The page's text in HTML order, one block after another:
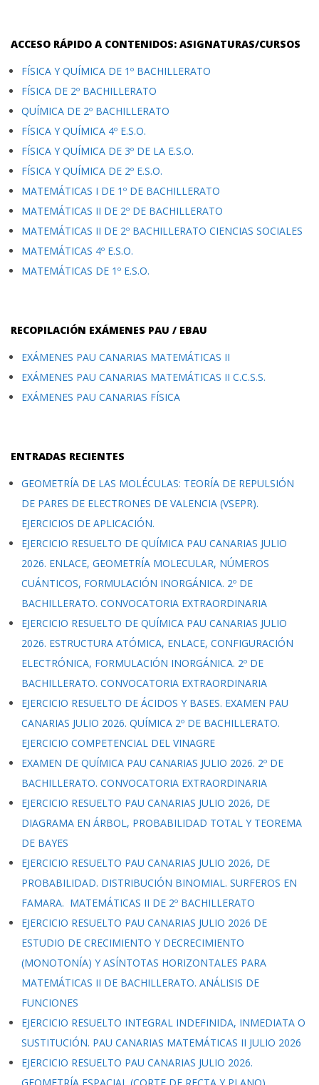
ACCESO RÁPIDO A CONTENIDOS: ASIGNATURAS/CURSOS
FÍSICA Y QUÍMICA DE 1º BACHILLERATO
FÍSICA DE 2º BACHILLERATO
QUÍMICA DE 2º BACHILLERATO
FÍSICA Y QUÍMICA 4º E.S.O.
FÍSICA Y QUÍMICA DE 3º DE LA E.S.O.
FÍSICA Y QUÍMICA DE 2º E.S.O.
MATEMÁTICAS I DE 1º DE BACHILLERATO
MATEMÁTICAS II DE 2º DE BACHILLERATO
MATEMÁTICAS II DE 2º BACHILLERATO CIENCIAS SOCIALES
MATEMÁTICAS 4º E.S.O.
MATEMÁTICAS DE 1º E.S.O.
RECOPILACIÓN EXÁMENES PAU / EBAU
EXÁMENES PAU CANARIAS MATEMÁTICAS II
EXÁMENES PAU CANARIAS MATEMÁTICAS II C.C.S.S.
EXÁMENES PAU CANARIAS FÍSICA
ENTRADAS RECIENTES
GEOMETRÍA DE LAS MOLÉCULAS: TEORÍA DE REPULSIÓN
DE PARES DE ELECTRONES DE VALENCIA (VSEPR).
EJERCICIOS DE APLICACIÓN.
EJERCICIO RESUELTO DE QUÍMICA PAU CANARIAS JULIO
2026. ENLACE, GEOMETRÍA MOLECULAR, NÚMEROS
CUÁNTICOS, FORMULACIÓN INORGÁNICA. 2º DE
BACHILLERATO. CONVOCATORIA EXTRAORDINARIA
EJERCICIO RESUELTO DE QUÍMICA PAU CANARIAS JULIO
2026. ESTRUCTURA ATÓMICA, ENLACE, CONFIGURACIÓN
ELECTRÓNICA, FORMULACIÓN INORGÁNICA. 2º DE
BACHILLERATO. CONVOCATORIA EXTRAORDINARIA
EJERCICIO RESUELTO DE ÁCIDOS Y BASES. EXAMEN PAU
CANARIAS JULIO 2026. QUÍMICA 2º DE BACHILLERATO.
EJERCICIO COMPETENCIAL DEL VINAGRE
EXAMEN DE QUÍMICA PAU CANARIAS JULIO 2026. 2º DE
BACHILLERATO. CONVOCATORIA EXTRAORDINARIA
EJERCICIO RESUELTO PAU CANARIAS JULIO 2026, DE
DIAGRAMA EN ÁRBOL, PROBABILIDAD TOTAL Y TEOREMA
DE BAYES
EJERCICIO RESUELTO PAU CANARIAS JULIO 2026, DE
PROBABILIDAD. DISTRIBUCIÓN BINOMIAL. SURFEROS EN
FAMARA. MATEMÁTICAS II DE 2º BACHILLERATO
EJERCICIO RESUELTO PAU CANARIAS JULIO 2026 DE
ESTUDIO DE CRECIMIENTO Y DECRECIMIENTO
(MONOTONÍA) Y ASÍNTOTAS HORIZONTALES PARA
MATEMÁTICAS II DE BACHILLERATO. ANÁLISIS DE
FUNCIONES
EJERCICIO RESUELTO INTEGRAL INDEFINIDA, INMEDIATA O
SUSTITUCIÓN. PAU CANARIAS MATEMÁTICAS II JULIO 2026
EJERCICIO RESUELTO PAU CANARIAS JULIO 2026.